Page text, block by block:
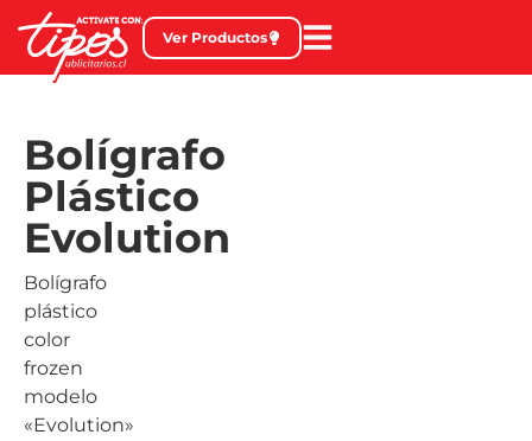
Ver Productos
Bolígrafo
Plástico
Evolution
Bolígrafo
plástico
color
frozen
modelo
«Evolution»